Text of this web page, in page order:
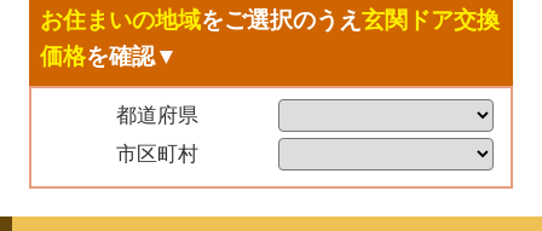
お住まいの地域をご選択のうえ玄関ドア交換
価格を確認▼
都道府県
市区町村